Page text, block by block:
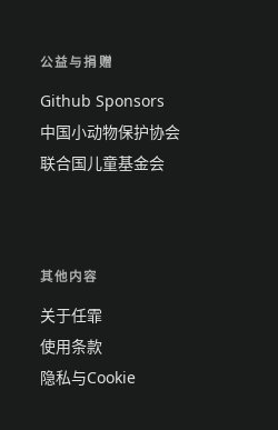
公益与捐赠
Github Sponsors
中国小动物保护协会
联合国儿童基金会
其他内容
关于任霏
使用条款
隐私与Cookie